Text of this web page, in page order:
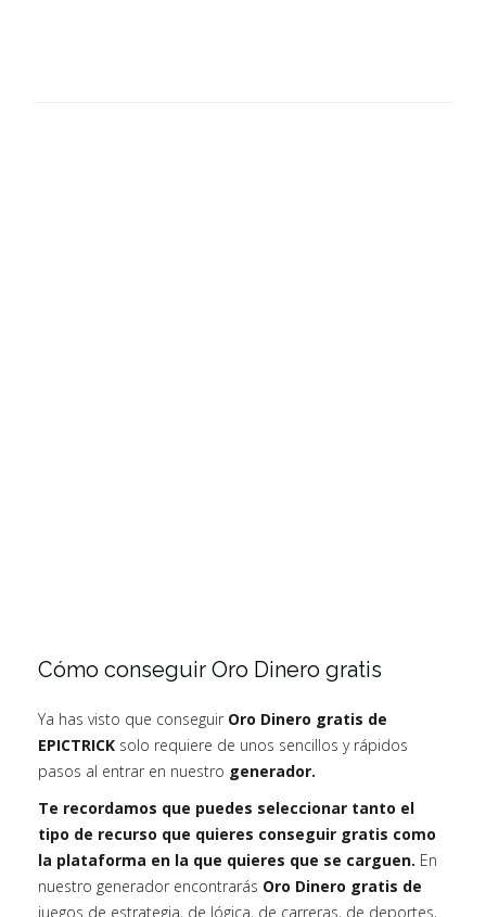
Cómo conseguir Oro Dinero gratis
Ya has visto que conseguir Oro Dinero gratis de
EPICTRICK solo requiere de unos sencillos y rápidos
pasos al entrar en nuestro generador.
Te recordamos que puedes seleccionar tanto el
tipo de recurso que quieres conseguir gratis como
la plataforma en la que quieres que se carguen. En
nuestro generador encontrarás Oro Dinero gratis de
juegos de estrategia, de lógica, de carreras, de deportes,